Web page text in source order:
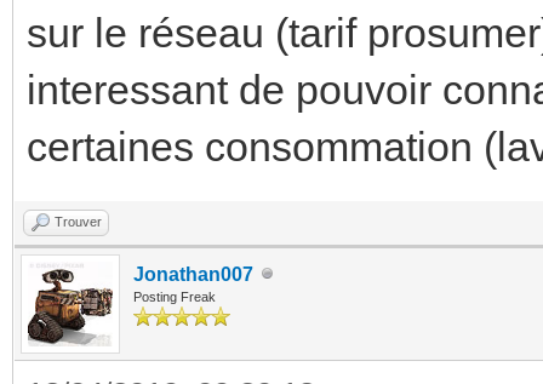
sur le réseau (tarif
interessant de pouvoir
certaines consommation
Trouver
Jonathan007
Posting Freak